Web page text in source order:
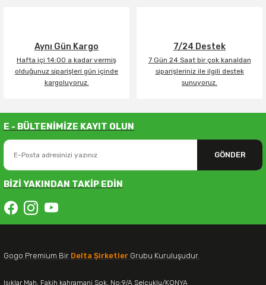
Aynı Gün Kargo
Hafta içi 14:00 a kadar vermiş
olduğunuz siparişleri gün içinde
kargoluyoruz.
7/24 Destek
7 Gün 24 Saat bir çok kanaldan
siparişleriniz ile ilgili destek
sunuyoruz.
E - BÜLTENİMİZE KAYIT OLUN
GÖNDER
BİZİ YAKINDAN TAKİP EDİN
Gogo Premium Bir Delta Şirketler Grubu Kuruluşudur.
Işıklar Mah. Fakih kahramani Sok. No:9/A Selçuklu/KONYA